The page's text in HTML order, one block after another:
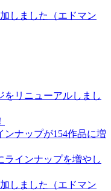
しました（エドマン
をリニューアルしまし
ナップが154作品に増
ラインナップを増やし
しました（エドマン